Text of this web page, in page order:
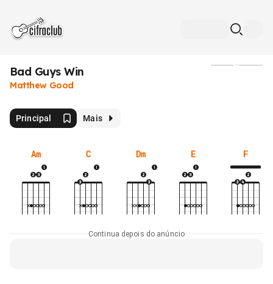
Bad Guys Win
Matthew Good
Principal Mais
Am C Dm E F
Continua depois do anúncio